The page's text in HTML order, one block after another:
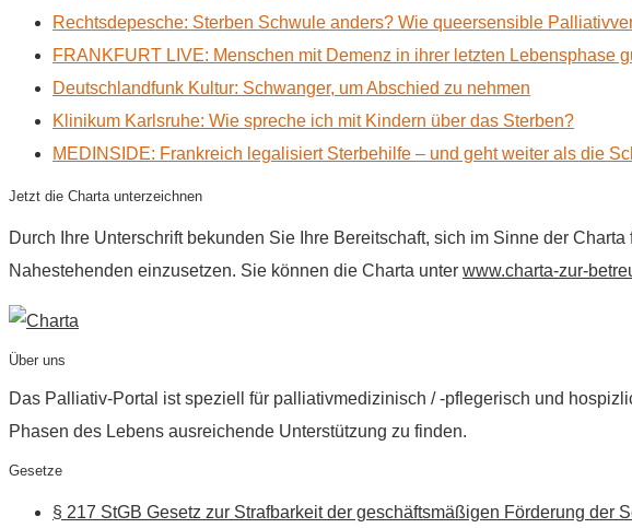
Rechtsdepesche: Sterben Schwule anders? Wie queersensible
FRANKFURT LIVE: Menschen mit Demenz in ihrer letzten Lebensphase
Deutschlandfunk Kultur: Schwanger, um Abschied zu nehmen
Klinikum Karlsruhe: Wie spreche ich mit Kindern über das Sterben?
MEDINSIDE: Frankreich legalisiert Sterbehilfe – und geht weiter als die
Jetzt die Charta unterzeichnen
Durch Ihre Unterschrift bekunden Sie Ihre Bereitschaft, sich im Sinne der
Nahestehenden einzusetzen. Sie können die Charta unter www.charta-zur-
Über uns
Das Palliativ-Portal ist speziell für palliativmedizinisch / -pflegerisch und
Phasen des Lebens ausreichende Unterstützung zu finden.
Gesetze
§ 217 StGB Gesetz zur Strafbarkeit der geschäftsmäßigen Förderung der